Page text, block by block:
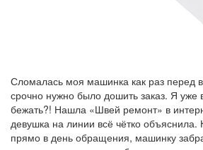
Сломалась моя машинка как раз перед
срочно нужно было дошить заказ. Я уже
бежать?! Нашла «Швей ремонт» в
девушка на линии всё чётко объяснила.
прямо в день обращения, машинку